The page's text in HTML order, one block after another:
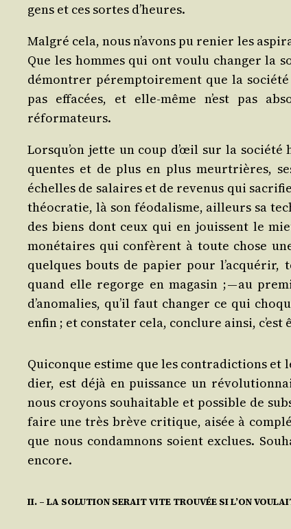
gens et ces sortes d’heures.
Mal­gré cela, nous n’avons pu renier les
Que les hommes qui ont vou­lu chan­ger la
démon­trer péremp­toi­re­ment que la
pas effa­cées, et elle-même n’est pas
réformateurs.
Lorsqu’on jette un coup d’œil sur la
quentes et de plus en plus meur­trières,
échelles de salaires et de reve­nus qui
théo­cra­tie, là son féo­da­lisme, ailleurs sa
des biens dont ceux qui en jouissent le
moné­taires qui confèrent à toute chose
quelques bouts de papier pour l’acquérir,
quand elle regorge en maga­sin ; — au
d’anomalies, qu’il faut chan­ger ce qui
enfin ; et consta­ter cela, conclure ain­si,
Qui­conque estime que les contra­dic­tions et
dier, est déjà en puis­sance un
nous croyons sou­hai­table et pos­sible de
faire une très brève cri­tique, aisée à
que nous condam­nons soient exclues.
encore.
II. – LA SOLUTION SERAIT VITE TROUVÉE SI L’ON